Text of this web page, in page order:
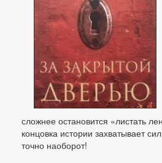
сложнее остановится «листать
концовка истории захватывает
точно наоборот!